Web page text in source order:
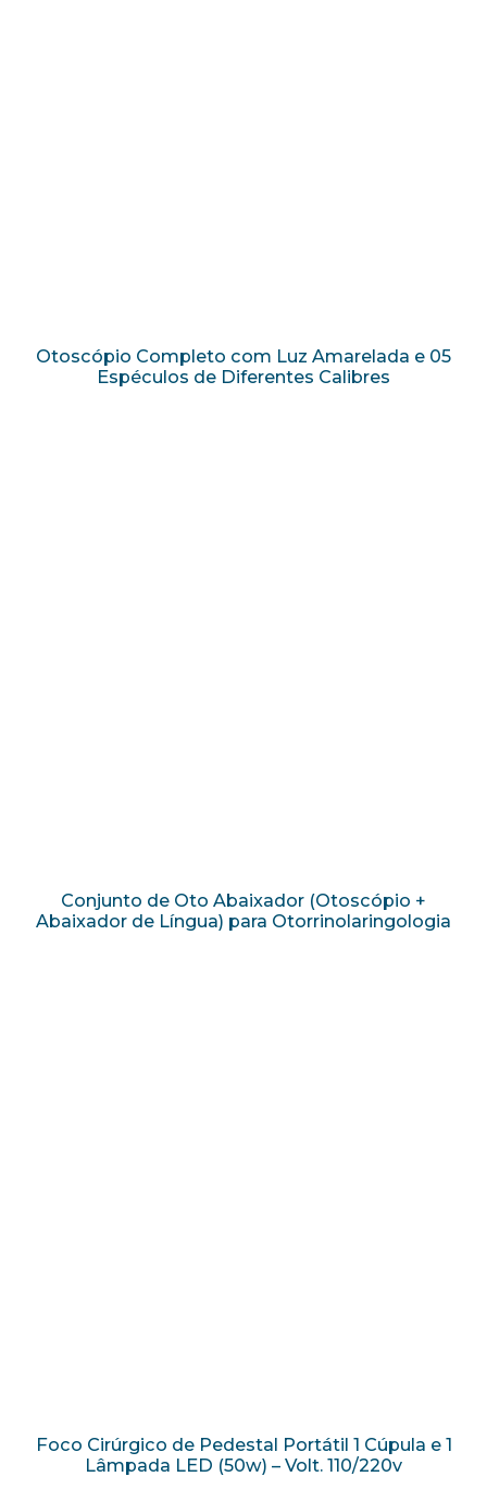
Otoscópio Completo com Luz Amarelada e 05
Espéculos de Diferentes Calibres
Conjunto de Oto Abaixador (Otoscópio +
Abaixador de Língua) para Otorrinolaringologia
Foco Cirúrgico de Pedestal Portátil 1 Cúpula e 1
Lâmpada LED (50w) – Volt. 110/220v